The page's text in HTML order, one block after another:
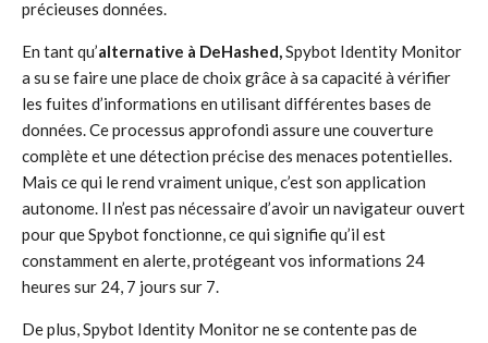
précieuses données.
En tant qu’alternative à DeHashed,Spybot Identity Monitor
a su se faire une place de choix grâce à sa capacité à vérifier
les fuites d’informations en utilisant différentes bases de
données. Ce processus approfondi assure une couverture
complète et une détection précise des menaces potentielles.
Mais ce qui le rend vraiment unique, c’est son application
autonome. Il n’est pas nécessaire d’avoir un navigateur ouvert
pour que Spybot fonctionne, ce qui signifie qu’il est
constamment en alerte, protégeant vos informations 24
heures sur 24, 7 jours sur 7.
De plus, Spybot Identity Monitor ne se contente pas de